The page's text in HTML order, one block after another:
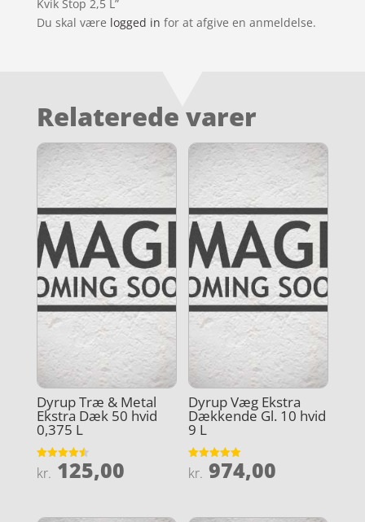
Kvik Stop 2,5 L”
Du skal være logged in for at afgive en anmeldelse.
Relaterede varer
Dyrup Træ & Metal
Ekstra Dæk 50 hvid
0,375 L
Vurderet
4.5
kr. 125,00
Dyrup Væg Ekstra
Dækkende Gl. 10 hvid
9 L
Vurderet
4.9
kr. 974,00